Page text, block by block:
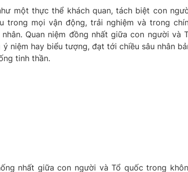
một thực thể khách quan, tách biệt con
trong mọi vận động, trải nghiệm và trong
Quan niệm đồng nhất giữa con người và
niệm hay biểu tượng, đạt tới chiều sâu nhân
tinh thần.
nhất giữa con người và Tổ quốc trong